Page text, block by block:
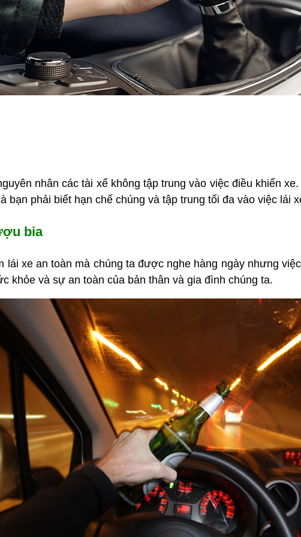
nhân các tài xế không tập trung vào việc điều khiển
bạn phải biết hạn chế chúng và tập trung tối đa vào việc lái
bia
lái xe an toàn mà chúng ta được nghe hàng ngày nhưng
khỏe và sự an toàn của bản thân và gia đình chúng ta.